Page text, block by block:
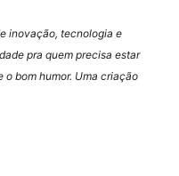
inovação, tecnologia e
pra quem precisa estar
o bom humor. Uma criação